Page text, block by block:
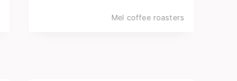
Mel coffee roasters